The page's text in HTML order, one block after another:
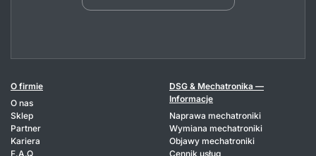
O firmie
O nas
Sklep
Partner
Kariera
F.A.Q
DSG & Mechatronika —
Informacje
Naprawa mechatroniki
Wymiana mechatroniki
Objawy mechatroniki
Cennik usług